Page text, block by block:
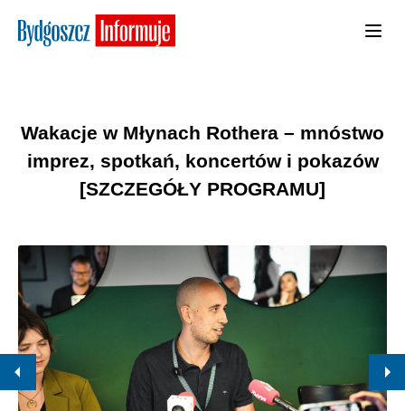
Wakacje w Młynach Rothera – mnóstwo
imprez, spotkań, koncertów i pokazów
[SZCZEGÓŁY PROGRAMU]